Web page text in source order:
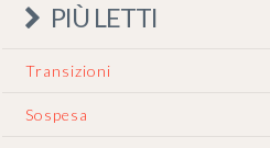
PIÙ LETTI
Transizioni
Sospesa